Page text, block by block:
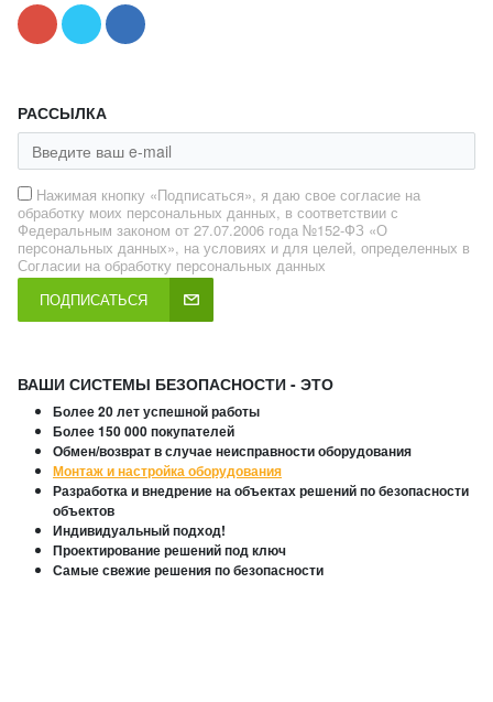
РАССЫЛКА
Нажимая кнопку «Подписаться», я даю свое согласие на
обработку моих персональных данных, в соответствии с
Федеральным законом от 27.07.2006 года №152-ФЗ «О
персональных данных», на условиях и для целей, определенных в
Согласии на обработку персональных данных
ПОДПИСАТЬСЯ
ВАШИ СИСТЕМЫ БЕЗОПАСНОСТИ - ЭТО
Более 20 лет успешной работы
Более 150 000 покупателей
Обмен/возврат в случае неисправности оборудования
Монтаж и настройка оборудования
Разработка и внедрение на объектах решений по безопасности
объектов
Индивидуальный подход!
Проектирование решений под ключ
Самые свежие решения по безопасности